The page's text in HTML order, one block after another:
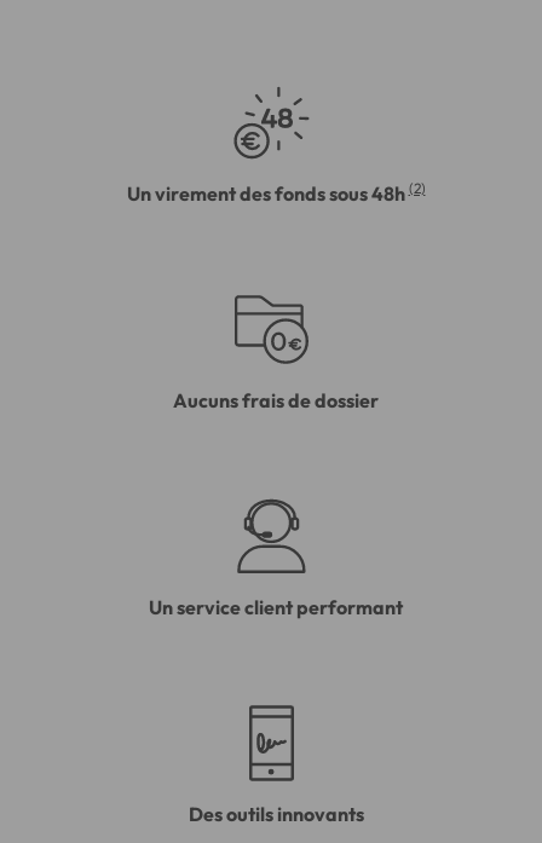
Un virement des fonds sous 48h (2)
Aucuns frais de dossier
Un service client performant
Des outils innovants